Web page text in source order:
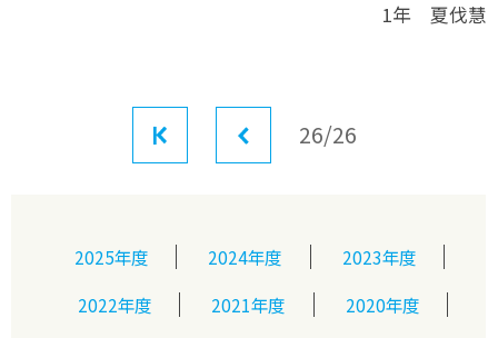
1年 夏伐慧
前へ26/26
2025年度 2024年度
2023年度
2022年度
2021年度
2020年度